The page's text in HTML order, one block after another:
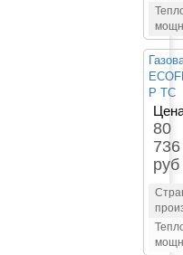
P TC
80
736
руб